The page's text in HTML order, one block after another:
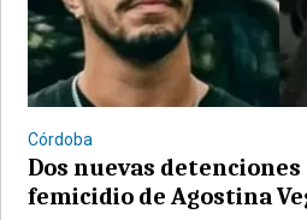
Córdoba
Dos nuevas
femicidio de Agostina